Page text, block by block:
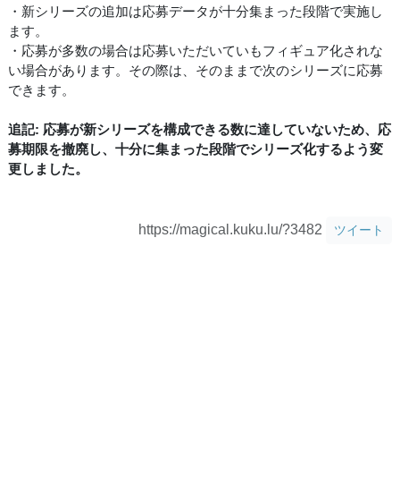
・新シリーズの追加は応募データが十分集まった段階で実施し
ます。
・応募が多数の場合は応募いただいていもフィギュア化されな
い場合があります。その際は、そのままで次のシリーズに応募
できます。
追記: 応募が新シリーズを構成できる数に達していないため、応
募期限を撤廃し、十分に集まった段階でシリーズ化するよう変
更しました。
https://magical.kuku.lu/?3482 ツイート